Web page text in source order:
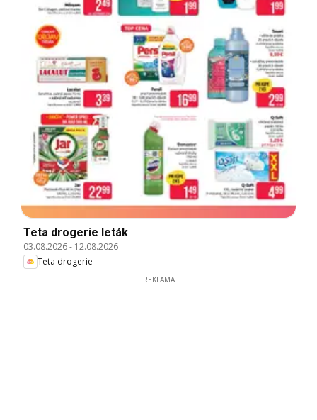
Teta drogerie leták
03.08.2026- 12.08.2026
Teta drogerie
REKLAMA